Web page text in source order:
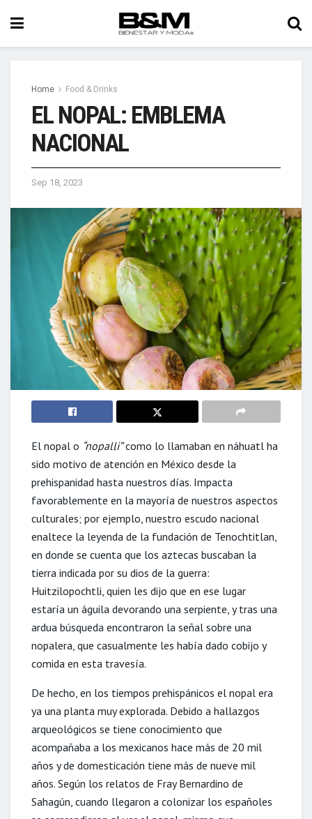
Home Food & Drinks
EL NOPAL: EMBLEMA
NACIONAL
Sep 18, 2023
El nopal o “nopalli”como lo llamaban en náhuatl ha
sido motivo de atención en México desde la
prehispanidad hasta nuestros días. Impacta
favorablemente en la mayoría de nuestros aspectos
culturales; por ejemplo, nuestro escudo nacional
enaltece la leyenda de la fundación de Tenochtitlan,
en donde se cuenta que los aztecas buscaban la
tierra indicada por su dios de la guerra:
Huitzilopochtli, quien les dijo que en ese lugar
estaría un águila devorando una serpiente, y tras una
ardua búsqueda encontraron la señal sobre una
nopalera, que casualmente les había dado cobijo y
comida en esta travesía.
De hecho, en los tiempos prehispánicos el nopal era
ya una planta muy explorada. Debido a hallazgos
arqueológicos se tiene conocimiento que
acompañaba a los mexicanos hace más de 20 mil
años y de domesticación tiene más de nueve mil
años. Según los relatos de Fray Bernardino de
Sahagún, cuando llegaron a colonizar los españoles